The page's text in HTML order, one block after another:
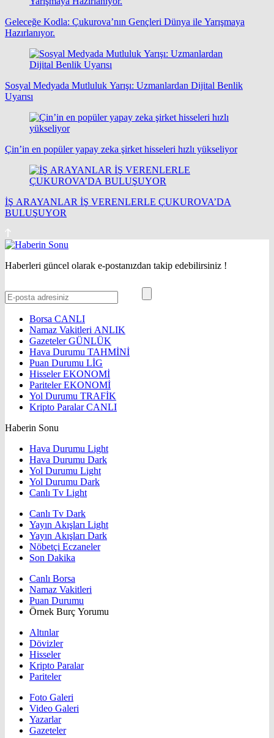
Geleceğe Kodla: Çukurova’nın Gençleri Dünya ile Yarışmaya
Hazırlanıyor.
Sosyal Medyada Mutluluk Yarışı: Uzmanlardan Dijital Benlik
Uyarısı
Çin’in en popüler yapay zeka şirket hisseleri hızlı yükseliyor
İŞ ARAYANLAR İŞ VERENLERLE ÇUKUROVA’DA
BULUŞUYOR
Haberleri güncel olarak e-postanızdan takip edebilirsiniz !
Borsa CANLI
Namaz Vakitleri ANLIK
GazetelerGÜNLÜK
Hava Durumu TAHMİNİ
Puan Durumu LİG
HisselerEKONOMİ
ParitelerEKONOMİ
Yol Durumu TRAFİK
Kripto ParalarCANLI
Haberin Sonu
Hava Durumu Light
Hava Durumu Dark
Yol Durumu Light
Yol Durumu Dark
Canlı Tv Light
Canlı Tv Dark
Yayın Akışları Light
Yayın Akışları Dark
Nöbetçi Eczaneler
Son Dakika
Canlı Borsa
Namaz Vakitleri
Puan Durumu
Örnek Burç Yorumu
Altınlar
Dövizler
Hisseler
Kripto Paralar
Pariteler
Foto Galeri
Video Galeri
Yazarlar
Gazeteler